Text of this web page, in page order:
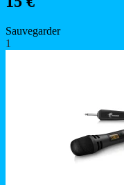
Sauvegarder
1